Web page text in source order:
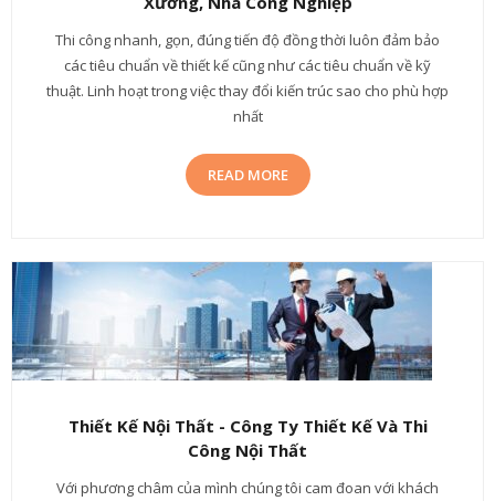
Thi công nhanh, gọn, đúng tiến độ đồng thời luôn đảm bảo
các tiêu chuẩn về thiết kế cũng như các tiêu chuẩn về kỹ
thuật. Linh hoạt trong việc thay đổi kiến trúc sao cho phù hợp
nhất
READ MORE
Thiết Kế Nội Thất - Công Ty Thiết Kế Và Thi
Công Nội Thất
Với phương châm của mình chúng tôi cam đoan với khách